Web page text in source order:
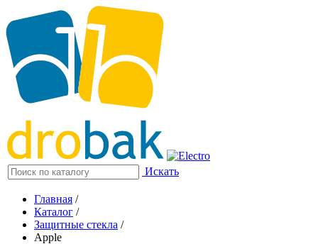
Искать
Главная /
Каталог /
Защитные стекла /
Apple